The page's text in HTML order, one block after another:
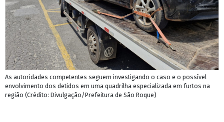
As autoridades competentes seguem investigando o caso e o possível
envolvimento dos detidos em uma quadrilha especializada em furtos na
região (Crédito: Divulgação/Prefeitura de São Roque)